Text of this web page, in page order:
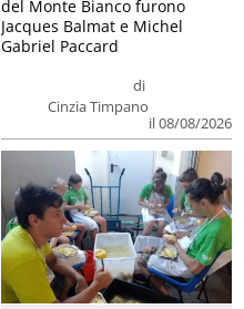
di
Cinzia Timpano
il 08/08/2026
del Monte Bianco furono
Jacques Balmat e Michel
Gabriel Paccard